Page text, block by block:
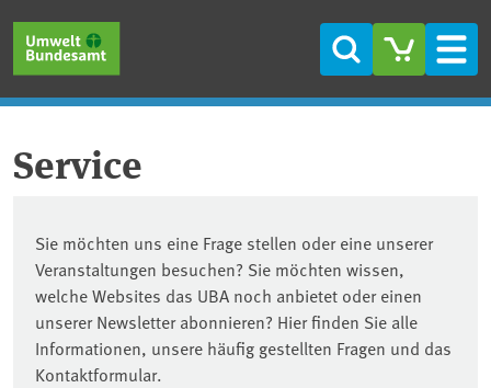
Suche
Service
Sie möchten uns eine Frage stellen oder eine unserer
Veranstaltungen besuchen? Sie möchten wissen,
welche Websites das UBA noch anbietet oder einen
unserer Newsletter abonnieren? Hier finden Sie alle
Informationen, unsere häufig gestellten Fragen und das
Kontaktformular.